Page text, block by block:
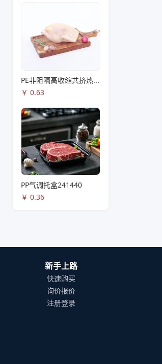
PE非阻隔高收缩共挤热收缩膜S83
￥ 0.63
PP气调托盒241440
￥ 0.36
新手上路
快速购买
询价报价
注册登录